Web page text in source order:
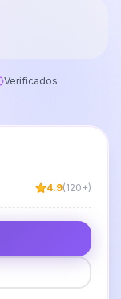
Verificados
4.9(120+)